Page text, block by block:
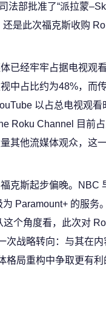
法部批准了“派拉蒙
是此次福克斯收购
已经牢牢占据电视观
中占比约为48%，而
以占总电视观
Roku Channel 目前
其他流媒体观众，这
克斯起步偏晚。NBC
Paramount+ 的服务
这个角度看，此次对
次战略转向：与其在
格局重构中争取更有